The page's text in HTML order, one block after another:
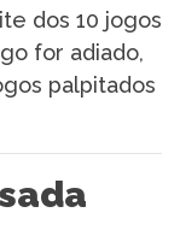
dos 10 jogos
for adiado,
palpitados